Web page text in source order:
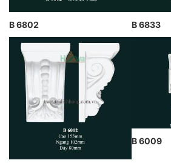
B 6802 B 6833
B 6009